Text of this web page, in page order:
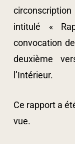
intitulé «
convocation
deuxième
l’Intérieur.
Ce rapport a
vue.